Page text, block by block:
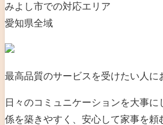
みよし市での対応エリア
愛知県全域
最高品質のサービスを受けたい人に
日々のコミュニケーションを大事に
係を築きやすく、安心して家事を頼